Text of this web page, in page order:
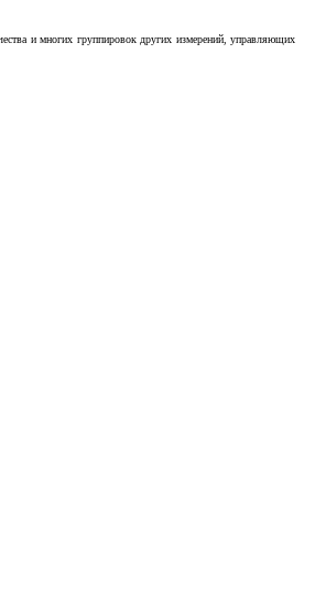
и многих группировок других измерений, управляющих